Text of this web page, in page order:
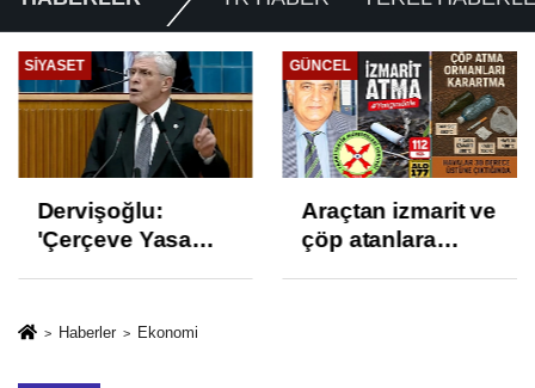
SIYASET
Dervişoğlu:
'Çerçeve Yasa
ve İhanet
GÜNCEL
Araçtan izmarit ve
çöp atanlara
Haberler Ekonomi